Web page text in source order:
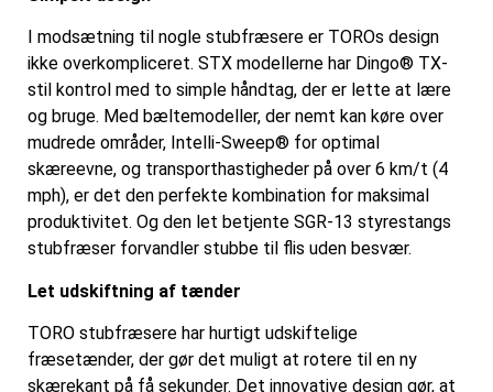
I modsætning til nogle stubfræsere er TOROs design
ikke overkompliceret. STX modellerne har Dingo® TX-
stil kontrol med to simple håndtag, der er lette at lære
og bruge. Med bæltemodeller, der nemt kan køre over
mudrede områder, Intelli-Sweep® for optimal
skæreevne, og transporthastigheder på over 6 km/t (4
mph), er det den perfekte kombination for maksimal
produktivitet. Og den let betjente SGR-13 styrestangs
stubfræser forvandler stubbe til flis uden besvær.
Let udskiftning af tænder
TORO stubfræsere har hurtigt udskiftelige
fræsetænder, der gør det muligt at rotere til en ny
skærekant på få sekunder. Det innovative design gør, at